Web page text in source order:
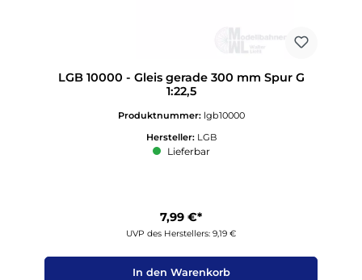
LGB 10000 - Gleis gerade 300 mm Spur G
1:22,5
Produktnummer: lgb10000
Hersteller: LGB
Lieferbar
7,99 €*
UVP des Herstellers: 9,19 €
In den Warenkorb